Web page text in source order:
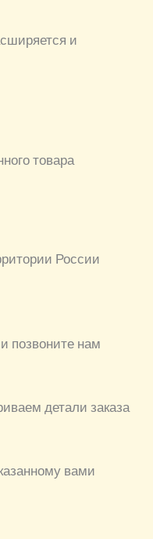
и
товара
России
позвоните нам
детали заказа
вами